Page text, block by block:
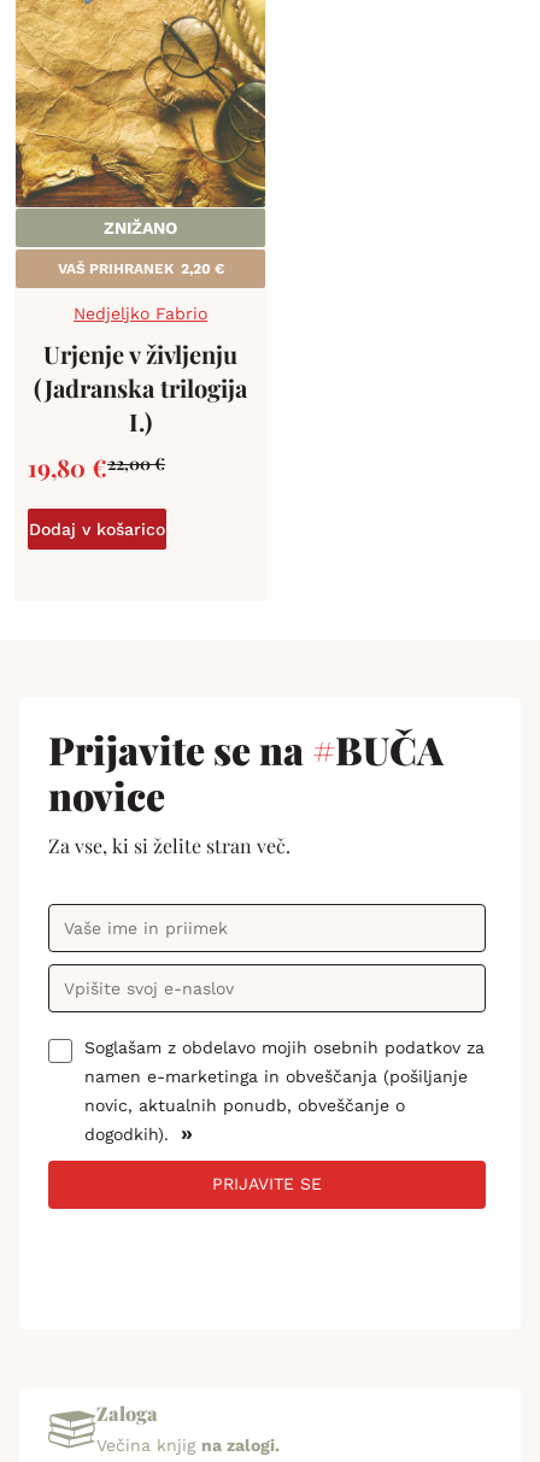
ZNIŽANO
VAŠ PRIHRANEK 2,20 €
Nedjeljko Fabrio
Urjenje v življenju
(Jadranska trilogija
I.)
22,00€
19,80 €
Dodaj v košarico
Prijavite se na#BUČA
novice
Za vse, ki si želite stran več.
Soglašam z obdelavo mojih osebnih podatkov za
namen e-marketinga in obveščanja (pošiljanje
novic, aktualnih ponudb, obveščanje o
dogodkih).
»
PRIJAVITE SE
Zaloga
Večina knjig na zalogi.